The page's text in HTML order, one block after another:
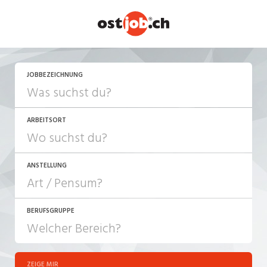
JOBBEZEICHNUNG
ARBEITSORT
ANSTELLUNG
JOB-TYP
Festanstellung
BERUFSGRUPPE
ZEIGE MIR